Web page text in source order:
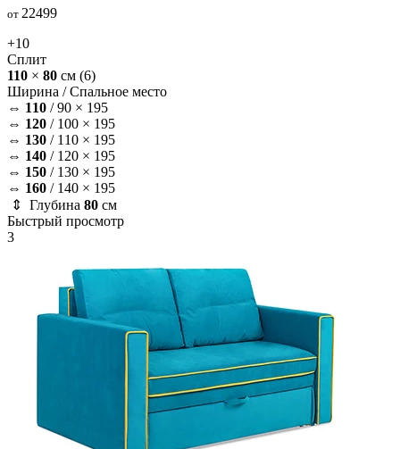
от 22499
+10
Сплит
110 × 80 см (6)
Ширина /Спальное место
⇔ 110 /90 × 195
⇔ 120 / 100 × 195
⇔ 130 / 110 × 195
⇔ 140 / 120 × 195
⇔ 150 / 130 × 195
⇔ 160 / 140 × 195
⇕ Глубина 80 см
Быстрый просмотр
3